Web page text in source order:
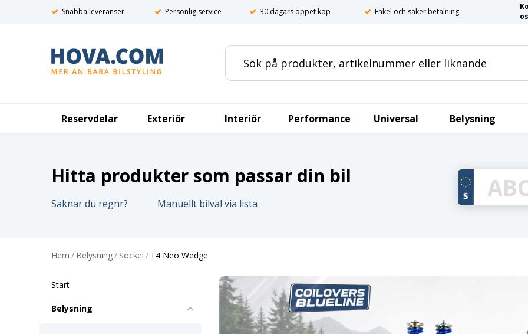
Snabba leveranser Personlig service 30 dagars öppet köp Enkel och säker betalning
Reservdelar Exteriör Interiör Performance Universal Belysning
Hitta produkter som passar din bil
Saknar du regnr? Manuellt bilval via lista
Hem / Belysning/ Sockel / T4 Neo Wedge
Start
Belysning